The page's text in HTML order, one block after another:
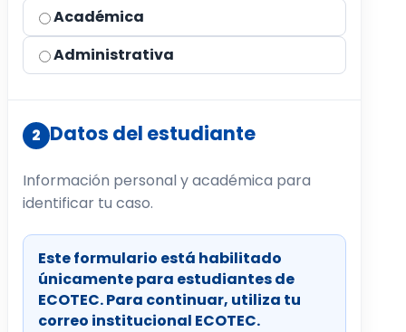
Académica
Administrativa
2 Datos del estudiante
Información personal y académica para
identificar tu caso.
Este formulario está habilitado
únicamente para estudiantes de
ECOTEC. Para continuar, utiliza tu
correo institucional ECOTEC.